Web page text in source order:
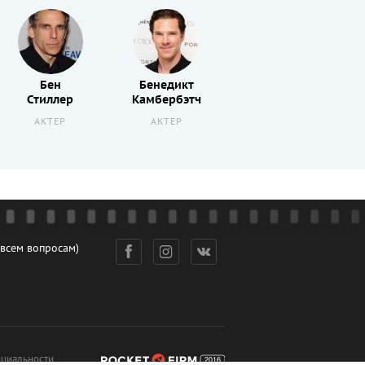
Бен
Стиллер
АКТЕР
Бенедикт
Камбербэтч
АКТЕР
вопросам)